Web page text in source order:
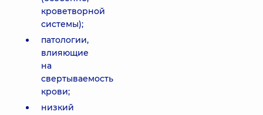
кроветворной
системы);
патологии,
влияющие
на
свертываемость
крови;
низкий